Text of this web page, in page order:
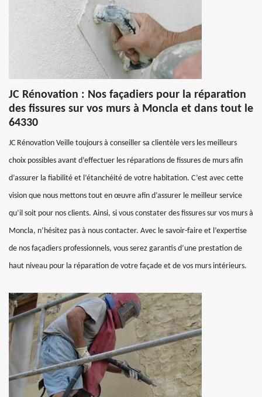
JC Rénovation : Nos façadiers pour la réparation
des fissures sur vos murs à Moncla et dans tout le
64330
JC Rénovation Veille toujours à conseiller sa clientèle vers les meilleurs
choix possibles avant d’effectuer les réparations de fissures de murs afin
d’assurer la fiabilité et l’étanchéité de votre habitation. C’est avec cette
vision que nous mettons tout en œuvre afin d’assurer le meilleur service
qu’il soit pour nos clients. Ainsi, si vous constater des fissures sur vos murs à
Moncla, n’hésitez pas à nous contacter. Avec le savoir-faire et l’expertise
de nos façadiers professionnels, vous serez garantis d’une prestation de
haut niveau pour la réparation de votre façade et de vos murs intérieurs.